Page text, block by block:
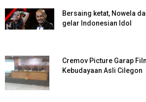
Bersaing ketat, Nowela
gelar Indonesian Idol
Cremov Picture Garap
Kebudayaan Asli Cilegon